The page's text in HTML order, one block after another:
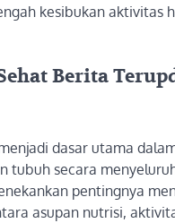
kesibukan aktivitas
Berita
dasar utama
tubuh secara
pentingnya
asupan nutrisi,